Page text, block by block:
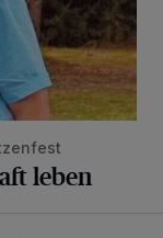
leben